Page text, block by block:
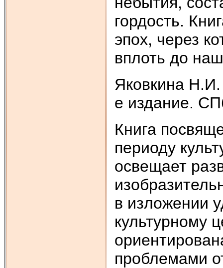
гордость.
эпох, через
вплоть до
Яковкина Н.И.
е издание.
Книга
периоду
освещает
в изложении
культурному
проблемами